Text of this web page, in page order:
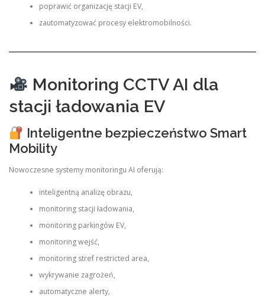
poprawić organizację stacji EV,
zautomatyzować procesy elektromobilności.
Monitoring CCTV AI dla
stacji ładowania EV
Inteligentne bezpieczeństwo Smart
Mobility
Nowoczesne systemy monitoringu AI oferują:
inteligentną analizę obrazu,
monitoring stacji ładowania,
monitoring parkingów EV,
monitoring wejść,
monitoring stref restricted area,
wykrywanie zagrożeń,
automatyczne alerty,